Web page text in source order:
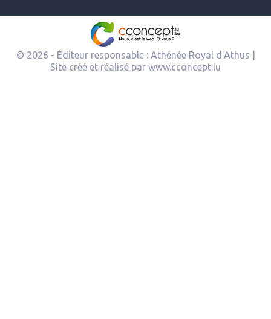
© 2026 - Éditeur responsable : Athénée Royal d'Athus |
Site créé et réalisé par www.cconcept.lu